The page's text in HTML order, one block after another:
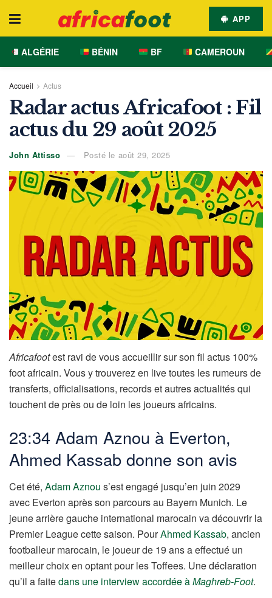
APP
ALGÉRIE BÉNIN BF CAMEROUN
Accueil Actus
Radar actus Africafoot : Fil
actus du 29 août 2025
John Attisso Posté le août 29, 2025
Africafootest ravi de vous accueillir sur son fil actus 100%
foot africain. Vous y trouverez en live toutes les rumeurs de
transferts, officialisations, records et autres actualités qui
touchent de près ou de loin les joueurs africains.
23:34 Adam Aznou à Everton,
Ahmed Kassab donne son avis
Cet été, Adam Aznou s’est engagé jusqu’en juin 2029
avec Everton après son parcours au Bayern Munich. Le
jeune arrière gauche international marocain va découvrir la
Premier League cette saison. PourAhmed Kassab, ancien
footballeur marocain, le joueur de 19 ans a effectué un
meilleur choix en optant pour les Toffees. Une déclaration
qu’il a faitedans une interview accordée àMaghreb-Foot.